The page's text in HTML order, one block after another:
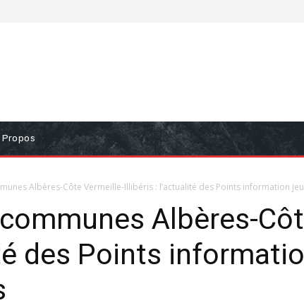
Propos
Albères-Côte Vermeille-Illibéris : l’actualité des Points information
Albères-
des Points